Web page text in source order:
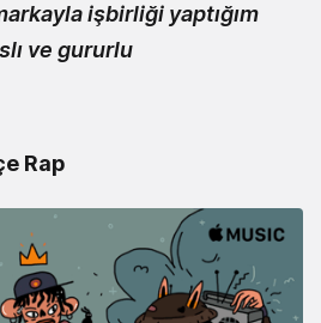
işbirliği yaptığım
ve gururlu
Rap